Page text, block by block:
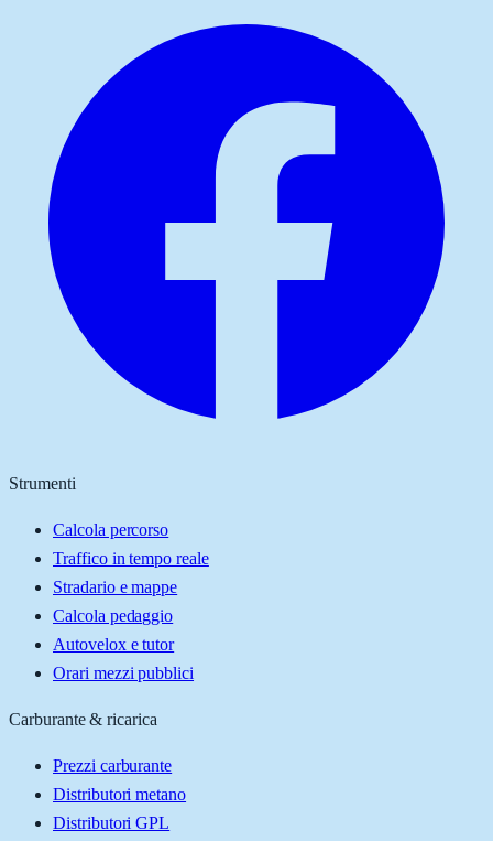
Strumenti
Calcola percorso
Traffico in tempo reale
Stradario e mappe
Calcola pedaggio
Autovelox e tutor
Orari mezzi pubblici
Carburante & ricarica
Prezzi carburante
Distributori metano
Distributori GPL